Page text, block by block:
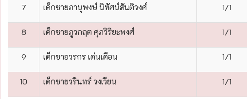
7 เด็กชายภานุพงษ์ นิทัศน์สันติวงศ์ 1/1
8 เด็กชายภูวกฤต ศุภวิริยะพงศ์ 1/1
9 เด็กชายวรกร เด่นเดือน 1/1
10 เด็กชายวรินทร์ วงเวียน 1/1